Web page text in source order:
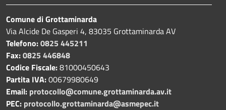
Comune di Grottaminarda
Via Alcide De Gasperi 4, 83035 Grottaminarda AV
Telefono:0825 445211
Fax:0825 446848
Codice Fiscale:81000450643
Partita IVA:00679980649
Email: protocollo@comune.grottaminarda.av.it
PEC: protocollo.grottaminarda@asmepec.it